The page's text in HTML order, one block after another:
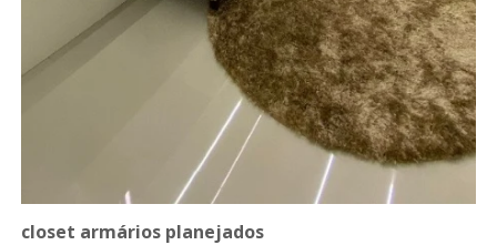
closet armários planejados